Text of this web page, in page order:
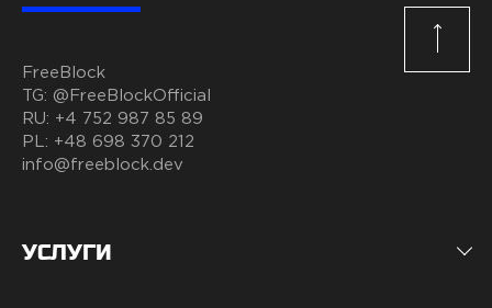
FreeBlock
TG: @FreeBlockOfficial
RU: +4 752 987 85 89
PL: +48 698 370 212
info@freeblock.dev
УСЛУГИ